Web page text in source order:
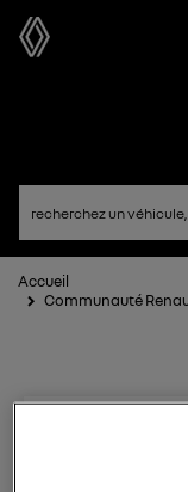
Accueil
Communauté